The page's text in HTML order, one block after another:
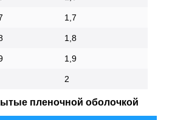
1,7
1,8
1,9
2
пленочной оболочкой